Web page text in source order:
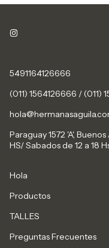
5491164126666
(011) 1564126666 / (011)
Paraguay 1572 'A',
HS/ Sabados de 12 a 18
Hola
Productos
TALLES
Preguntas Frecuentes